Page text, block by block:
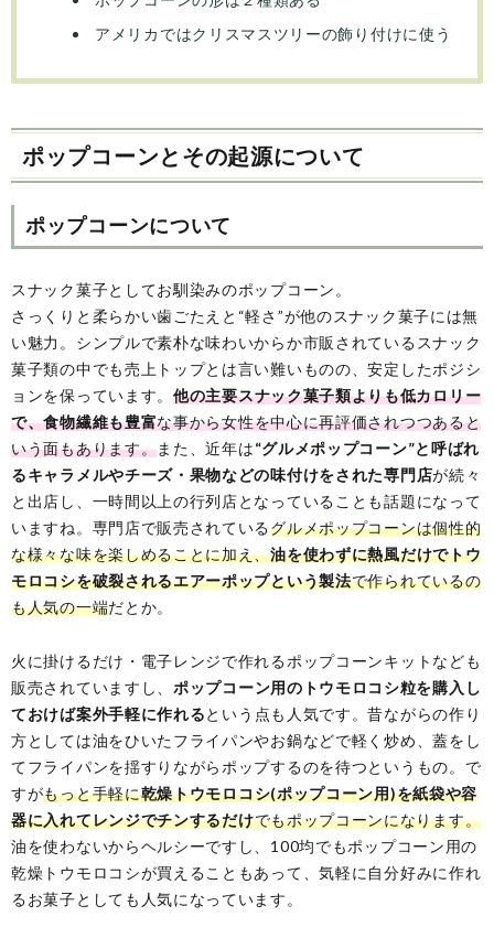
アメリカではクリスマスツリーの飾り付けに使う
ポップコーンとその起源について
ポップコーンについて
スナック菓子としてお馴染みのポップコーン。
さっくりと柔らかい歯ごたえと“軽さ”が他のスナック菓子には無
い魅力。シンプルで素朴な味わいからか市販されているスナック
菓子類の中でも売上トップとは言い難いものの、安定したポジシ
ョンを保っています。 他の主要スナック菓子類よりも低カロリー
で、食物繊維も豊富な事から女性を中心に再評価されつつあると
いう面もあります。また、近年は“グルメポップコーン”と呼ばれ
るキャラメルやチーズ・果物などの味付けをされた専門店が続々
と出店し、一時間以上の行列店となっていることも話題になって
いますね。専門店で販売されているグルメポップコーンは個性的
な様々な味を楽しめることに加え、油を使わずに熱風だけでトウ
モロコシを破裂されるエアーポップという製法で作られているの
も人気の一端だとか。
火に掛けるだけ・電子レンジで作れるポップコーンキットなども
販売されていますし、 ポップコーン用のトウモロコシ粒を購入し
ておけば案外手軽に作れるという点も人気です。昔ながらの作り
方としては油をひいたフライパンやお鍋などで軽く炒め、蓋をし
てフライパンを揺すりながらポップするのを待つというもの。で
すがもっと手軽に乾燥トウモロコシ(ポップコーン用)を紙袋や容
器に入れてレンジでチンするだけでもポップコーンになります。
油を使わないからヘルシーですし、100均でもポップコーン用の
乾燥トウモロコシが買えることもあって、気軽に自分好みに作れ
るお菓子としても人気になっています。